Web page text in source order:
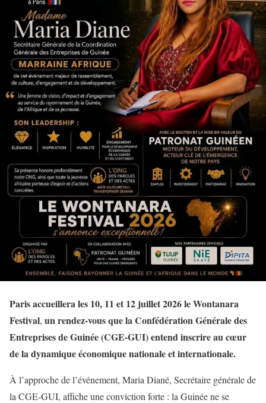
Paris accueillera les 10, 11 et 12 juillet 2026 le Wontanara
Festival, un rendez-vous que la Confédération Générale des
Entreprises de Guinée (CGE-GUI) entend inscrire au cœur
de la dynamique économique nationale et internationale.
À l’approche de l’événement, Maria Diané, Secrétaire générale de
la CGE-GUI, affiche une conviction forte : la Guinée ne se